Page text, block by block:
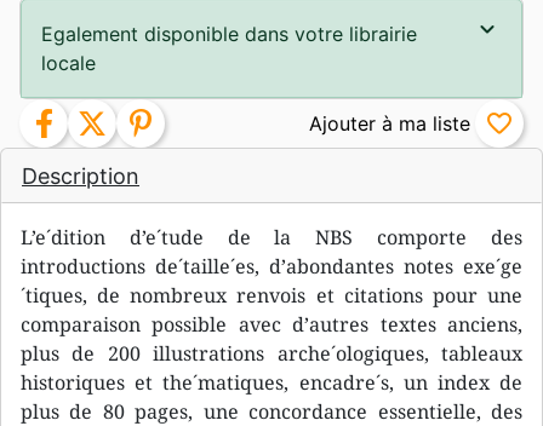
Description
L’e´dition d’e´tude de la NBS comporte des
introductions de´taille´es, d’abondantes notes exe´ge
´tiques, de nombreux renvois et citations pour une
comparaison possible avec d’autres textes anciens,
plus de 200 illustrations arche´ologiques, tableaux
historiques et the´matiques, encadre´s, un index de
plus de 80 pages, une concordance essentielle, des
Egalement disponible dans votre librairie
locale
facebook twitter pinterest favorite_border